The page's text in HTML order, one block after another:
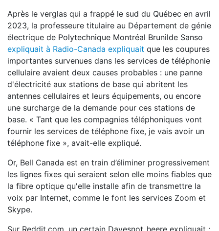
Après le verglas qui a frappé le sud du Québec en avril
2023, la professeure titulaire au Département de génie
électrique de Polytechnique Montréal Brunilde Sanso
expliquait à Radio-Canada expliquait que les coupures
importantes survenues dans les services de téléphonie
cellulaire avaient deux causes probables : une panne
d'électricité aux stations de base qui abritent les
antennes cellulaires et leurs équipements, ou encore
une surcharge de la demande pour ces stations de
base. « Tant que les compagnies téléphoniques vont
fournir les services de téléphone fixe, je vais avoir un
téléphone fixe », avait-elle expliqué.
Or, Bell Canada est en train d’éliminer progressivement
les lignes fixes qui seraient selon elle moins fiables que
la fibre optique qu'elle installe afin de transmettre la
voix par Internet, comme le font les services Zoom et
Skype.
Sur Reddit.com, un certain Davesnot_heere expliquait :